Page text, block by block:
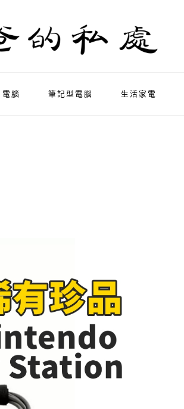
電腦 筆記型電腦 生活家電